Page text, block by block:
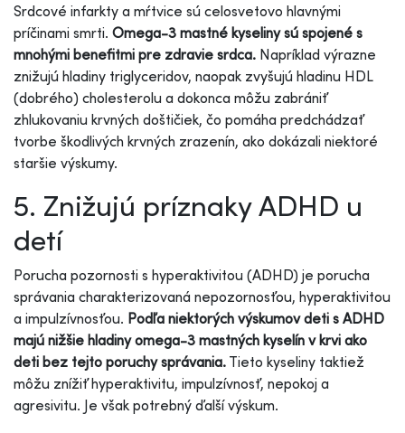
Srdcové infarkty a mŕtvice sú celosvetovo hlavnými
príčinami smrti. Omega-3 mastné kyseliny sú spojené s
mnohými benefitmi pre zdravie srdca. Napríklad výrazne
znižujú hladiny triglyceridov, naopak zvyšujú hladinu HDL
(dobrého) cholesterolu a dokonca môžu zabrániť
zhlukovaniu krvných doštičiek, čo pomáha predchádzať
tvorbe škodlivých krvných zrazenín, ako dokázali niektoré
staršie výskumy.
5. Znižujú príznaky ADHD u
detí
Porucha pozornosti s hyperaktivitou (ADHD) je porucha
správania charakterizovaná nepozornosťou, hyperaktivitou
a impulzívnosťou. Podľa niektorých výskumov deti s ADHD
majú nižšie hladiny omega-3 mastných kyselín v krvi ako
deti bez tejto poruchy správania. Tieto kyseliny taktiež
môžu znížiť hyperaktivitu, impulzívnosť, nepokoj a
agresivitu. Je však potrebný ďalší výskum.